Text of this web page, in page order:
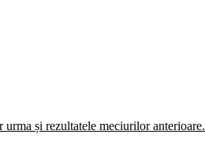
și rezultatele meciurilor anterioare.